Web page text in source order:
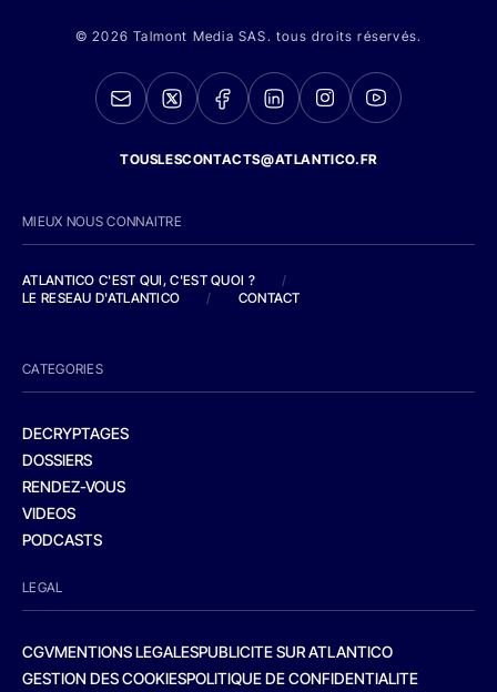
© 2026 Talmont Media SAS. tous droits réservés.
TOUSLESCONTACTS@ATLANTICO.FR
MIEUX NOUS CONNAITRE
ATLANTICO C'EST QUI, C'EST QUOI ?
/
LE RESEAU D'ATLANTICO
/ CONTACT
CATEGORIES
DECRYPTAGES
DOSSIERS
RENDEZ-VOUS
VIDEOS
PODCASTS
LEGAL
CGVMENTIONS LEGALESPUBLICITE SUR ATLANTICO
GESTION DES COOKIESPOLITIQUE DE CONFIDENTIALITE